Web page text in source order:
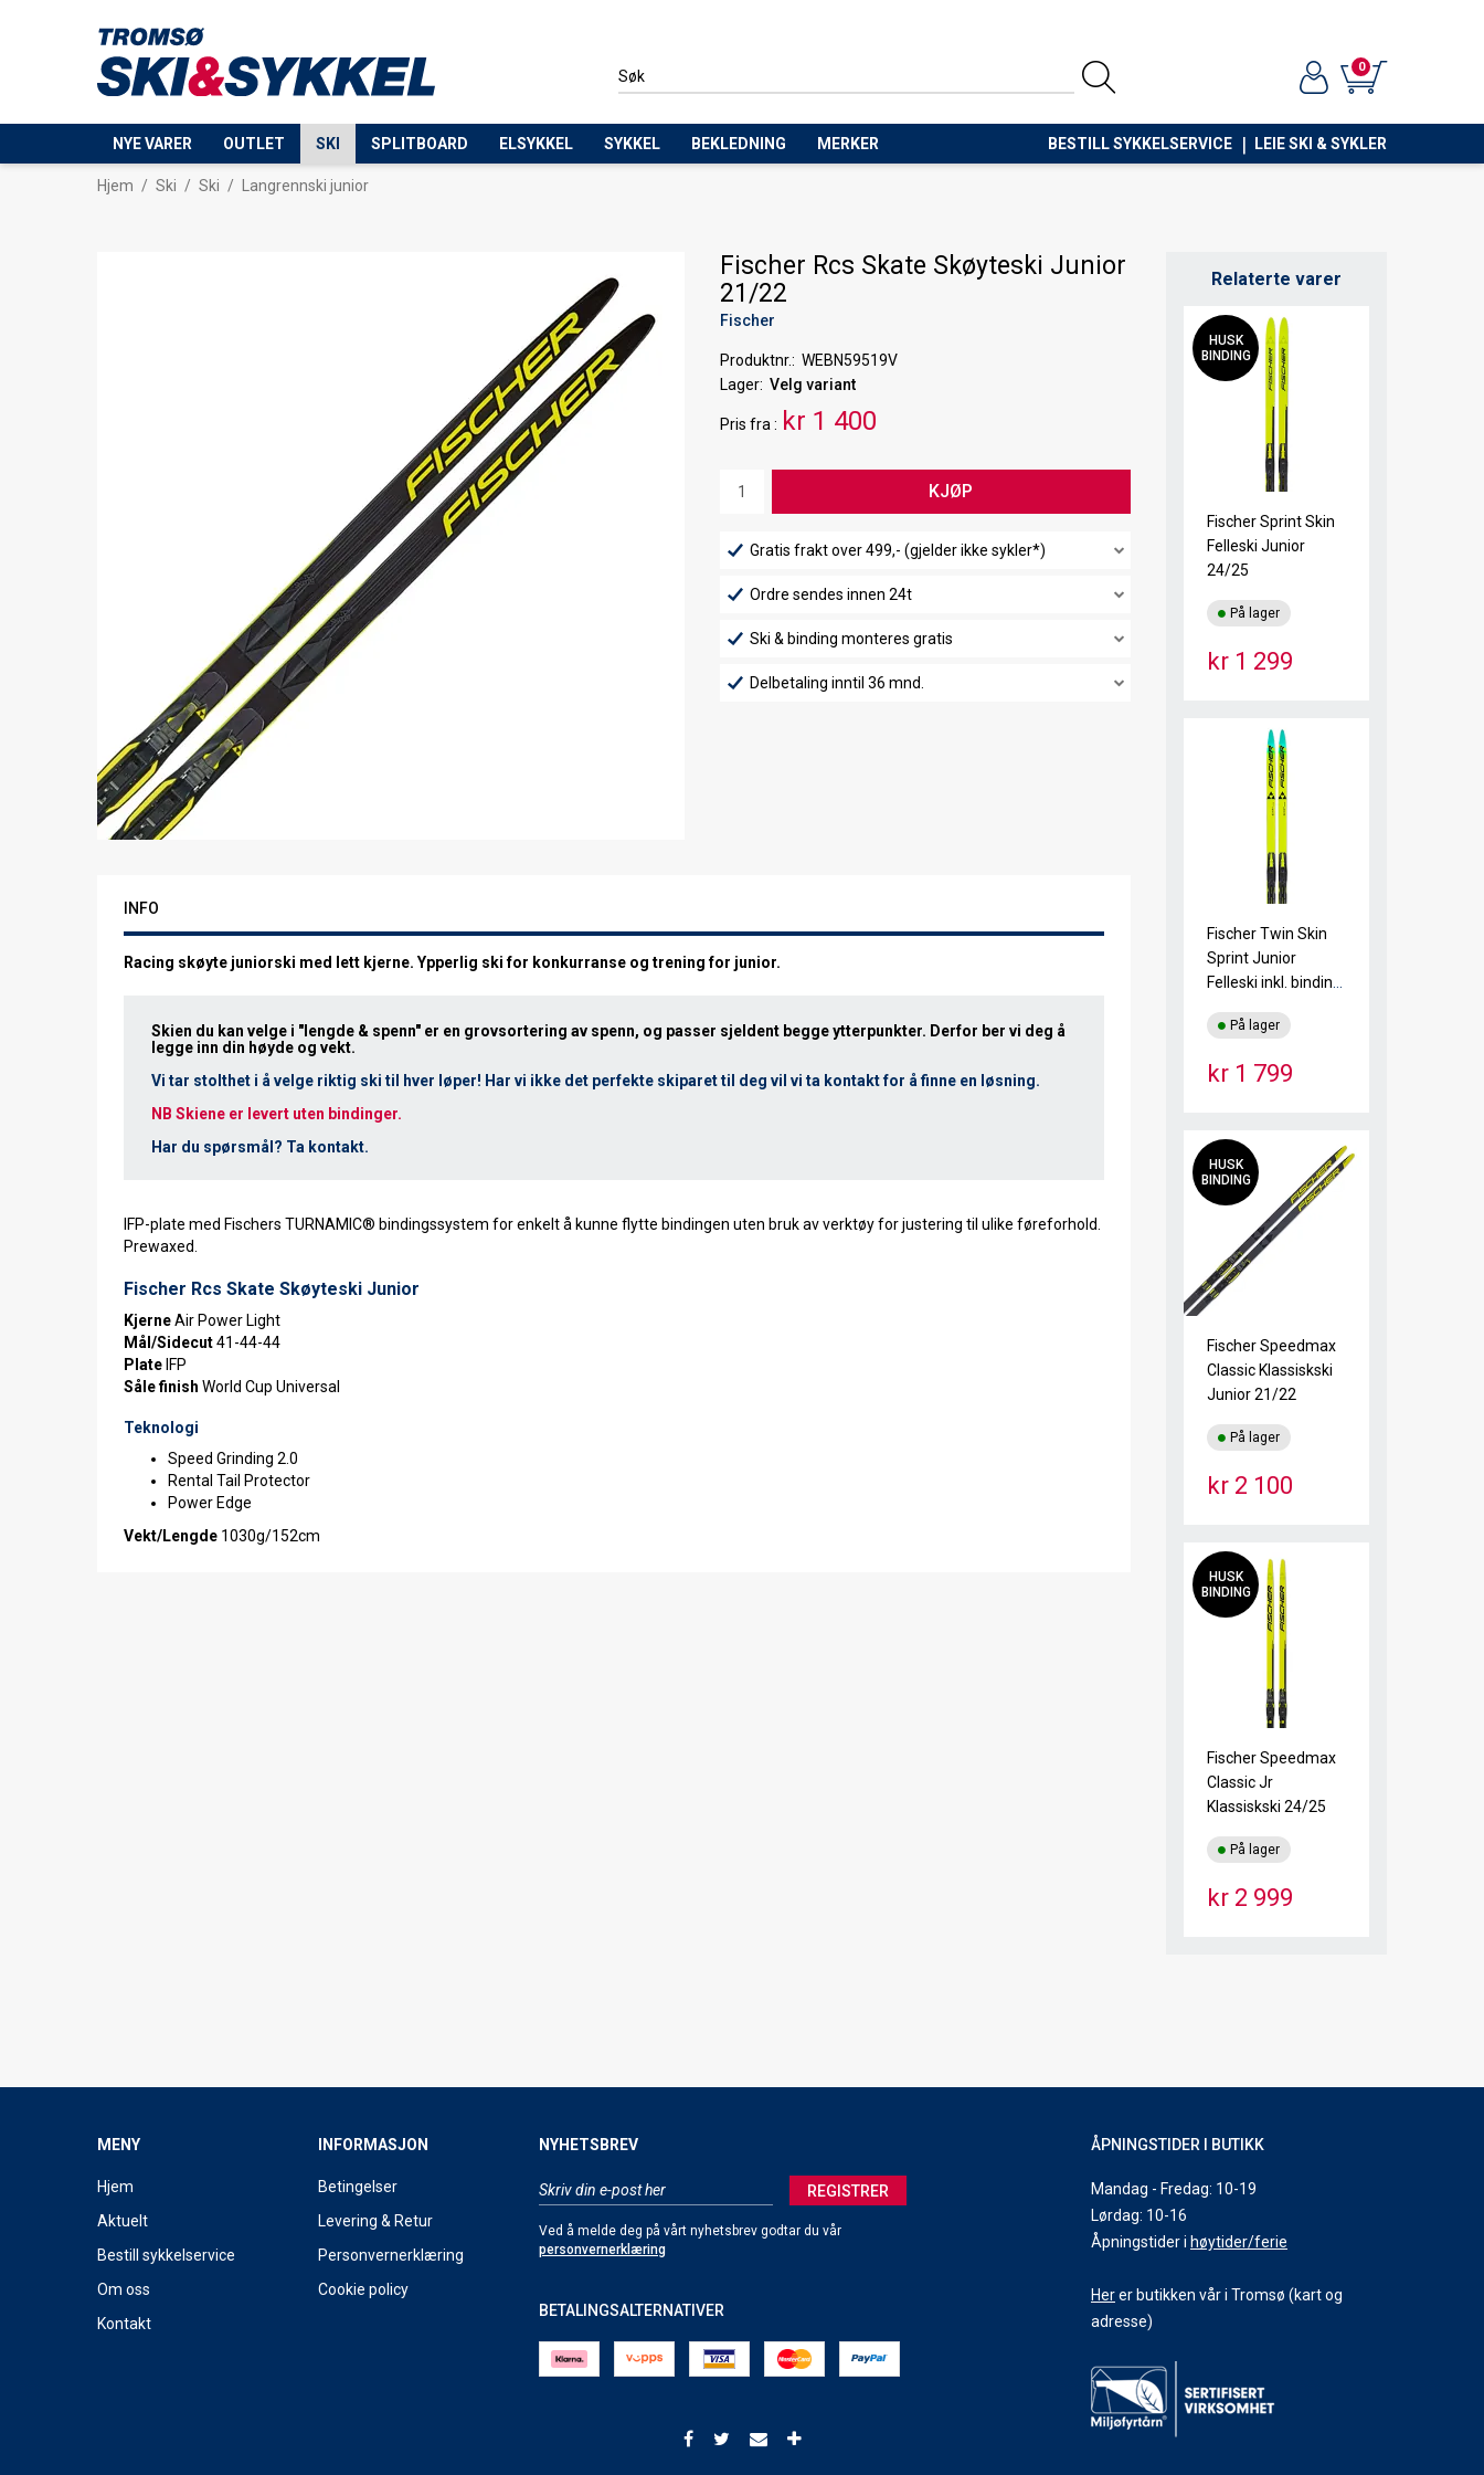
0
NYE VARER OUTLET SKI SPLITBOARD ELSYKKEL SYKKEL BEKLEDNING MERKER BESTILL SYKKELSERVICE LEIE SKI & SYKLER
Hjem / Ski / Ski / Langrennski junior
Fischer Rcs Skate Skøyteski Junior
21/22
Fischer
Produktnr.
WEBN59519V
Lager Velg variant
Pris fra kr 1 400
KJØP
Gratis frakt over 499,- (gjelder ikke sykler*)
Ordre sendes innen 24t
Ski & binding monteres gratis
Delbetaling inntil 36 mnd.
INFO
Racing skøyte juniorski med lett kjerne. Ypperlig ski for konkurranse og trening for junior.
Skien du kan velge i "lengde & spenn" er en grovsortering av spenn, og passer sjeldent begge ytterpunkter. Derfor ber vi deg å
legge inn din høyde og vekt.
Vi tar stolthet i å velge riktig ski til hver løper! Har vi ikke det perfekte skiparet til deg vil vi ta kontakt for å finne en løsning.
NB Skiene er levert uten bindinger.
Har du spørsmål? Ta kontakt.
IFP-plate med Fischers TURNAMIC® bindingssystem for enkelt å kunne flytte bindingen uten bruk av verktøy for justering til ulike føreforhold.
Prewaxed.
Fischer Rcs Skate Skøyteski Junior
KjerneAir Power Light
Mål/Sidecut41-44-44
Plate IFP
Såle finish World Cup Universal
Teknologi
Speed Grinding 2.0
Rental Tail Protector
Power Edge
Vekt/Lengde 1030g/152cm
Relaterte varer
HUSK
BINDING
Fischer Sprint Skin
Felleski Junior
24/25
kr 1 299
På lager
Fischer Twin Skin
Sprint Junior
Felleski inkl. binding
kr 1 799
På lager
HUSK
BINDING
Fischer Speedmax
Classic Klassiskski
Junior 21/22
kr 2 100
På lager
HUSK
BINDING
Fischer Speedmax
Classic Jr
Klassiskski 24/25
kr 2 999
På lager
MENY
Hjem
Aktuelt
Bestill sykkelservice
Om oss
Kontakt
INFORMASJON
Betingelser
Levering & Retur
Personvernerklæring
Cookie policy
NYHETSBREV
REGISTRER
Ved å melde deg på vårt nyhetsbrev godtar du vår
personvernerklæring
BETALINGSALTERNATIVER
ÅPNINGSTIDER I BUTIKK
Mandag - Fredag: 10-19
Lørdag: 10-16
Åpningstider i høytider/ferie
Herer butikken vår i Tromsø (kart og
adresse)